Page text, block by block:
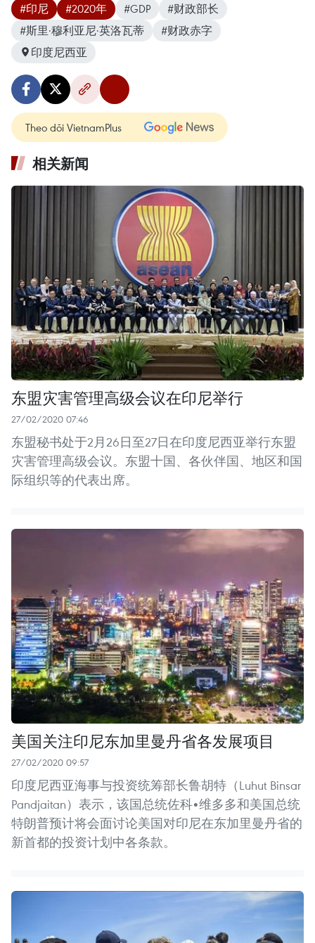
#印尼 #2020年 #GDP
#财政部长
#斯里·穆利亚尼·英洛瓦蒂
#财政赤字
印度尼西亚
Theo dõi VietnamPlus
相关新闻
东盟灾害管理高级会议在印尼举行
27/02/2020 07:46
东盟秘书处于2月26日至27日在印度尼西亚举行东盟
灾害管理高级会议。东盟十国、各伙伴国、地区和国
际组织等的代表出席。
美国关注印尼东加里曼丹省各发展项目
27/02/2020 09:57
印度尼西亚海事与投资统筹部长鲁胡特（Luhut Binsar
Pandjaitan）表示，该国总统佐科•维多多和美国总统
特朗普预计将会面讨论美国对印尼在东加里曼丹省的
新首都的投资计划中各条款。